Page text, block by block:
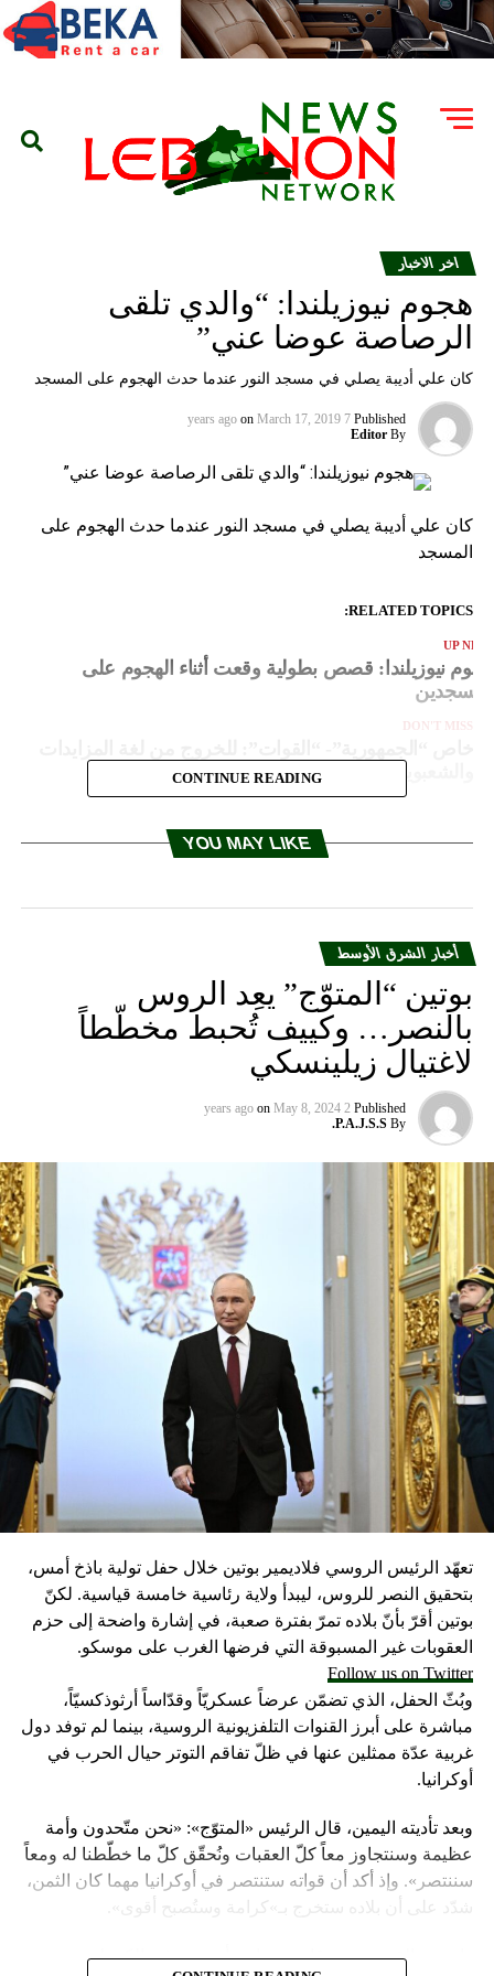
اخر الاخبار
هجوم نيوزيلندا: “والدي تلقى
الرصاصة عوضا عني”
كان علي أديبة يصلي في مسجد النور عندما حدث الهجوم على المسجد
Published
7 years ago
on March 17, 2019
By
Editor
كان علي أديبة يصلي في مسجد النور عندما حدث الهجوم على
المسجد
RELATED TOPICS:
UP
نيوزيلندا: قصص بطولية وقعت أثناء الهجوم على
DON'T MISS
والشعبوية والالتزام بالبيان الوزاري
CONTINUE READING
YOU MAY LIKE
أخبار الشرق الأوسط
بوتين “المتوّج” يعِد الروس
بالنصر… وكييف تُحبط مخطّطاً
لاغتيال زيلينسكي
Published
2 years ago
on May 8, 2024
By
P.A.J.S.S.
تعهّد الرئيس الروسي فلاديمير بوتين خلال حفل تولية باذخ أمس،
بتحقيق النصر للروس، ليبدأ ولاية رئاسية خامسة قياسية. لكنّ
بوتين أقرّ بأنّ بلاده تمرّ بفترة صعبة، في إشارة واضحة إلى حزم
العقوبات غير المسبوقة التي فرضها الغرب على موسكو.
Follow us on Twitter
وبُثّ الحفل، الذي تضمّن عرضاً عسكريّاً وقدّاساً أرثوذكسيّاً،
مباشرة على أبرز القنوات التلفزيونية الروسية، بينما لم توفد دول
غربية عدّة ممثلين عنها في ظلّ تفاقم التوتر حيال الحرب في
أوكرانيا.
وبعد تأديته اليمين، قال الرئيس «المتوّج»: «نحن متّحدون وأمة
عظيمة وسنتجاوز معاً كلّ العقبات ونُحقّق كلّ ما خطّطنا له ومعاً
سننتصر». وإذ أكد أن قواته ستنتصر في أوكرانيا مهما كان الثمن،
شدّد على أن بلاده ستخرج بـ»كرامة وستُصبح أقوى».
واعتبر «القيصر» من قاعة «سانت أندروز» في الكرملين، حيث